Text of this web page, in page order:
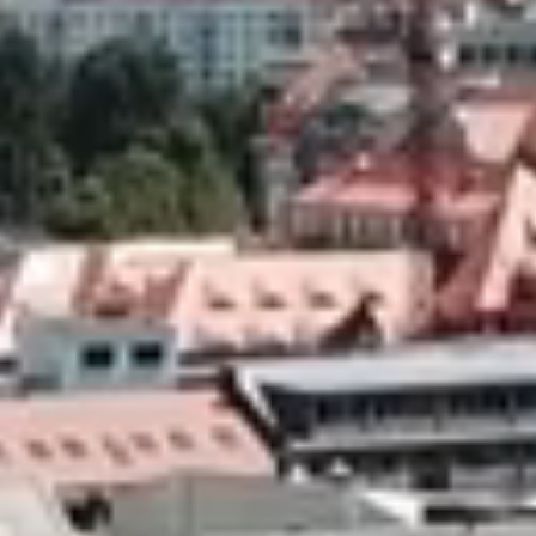
GEMISCHTE NUTZUNG
PROJEKTENTWICKLUNG
KONTAKT
DE EN